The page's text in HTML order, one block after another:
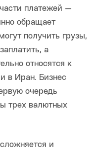
платежей —
обращает
получить грузы,
а
относятся к
в Иран. Бизнес
очередь
трех валютных
и